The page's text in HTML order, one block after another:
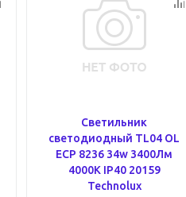
Светильник
светодиодный TL04 OL
ECP 8236 34w 3400Лм
4000К IP40 20159
Technolux